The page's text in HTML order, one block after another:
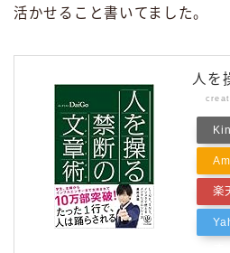
活かせること書いてました。
人を
楽